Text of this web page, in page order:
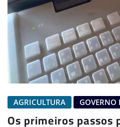
AGRICULTURA GOVERNO
Os primeiros